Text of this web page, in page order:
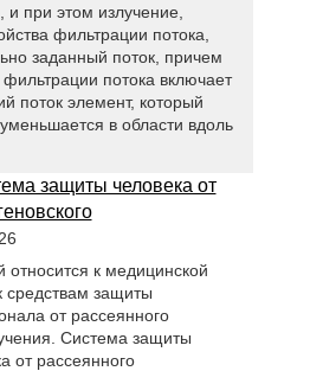
при этом излучение,
фильтрации потока,
заданный поток, причем
фильтрации потока включает
поток элемент, который
в области вдоль
защиты человека от
относится к медицинской
средствам защиты
от рассеянного
Система защиты
от рассеянного